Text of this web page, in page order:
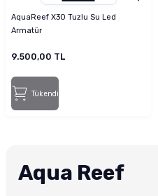
AquaReef X30 Tuzlu Su Led
Armatür
9.500,00 TL
Tükendi
Aqua Reef